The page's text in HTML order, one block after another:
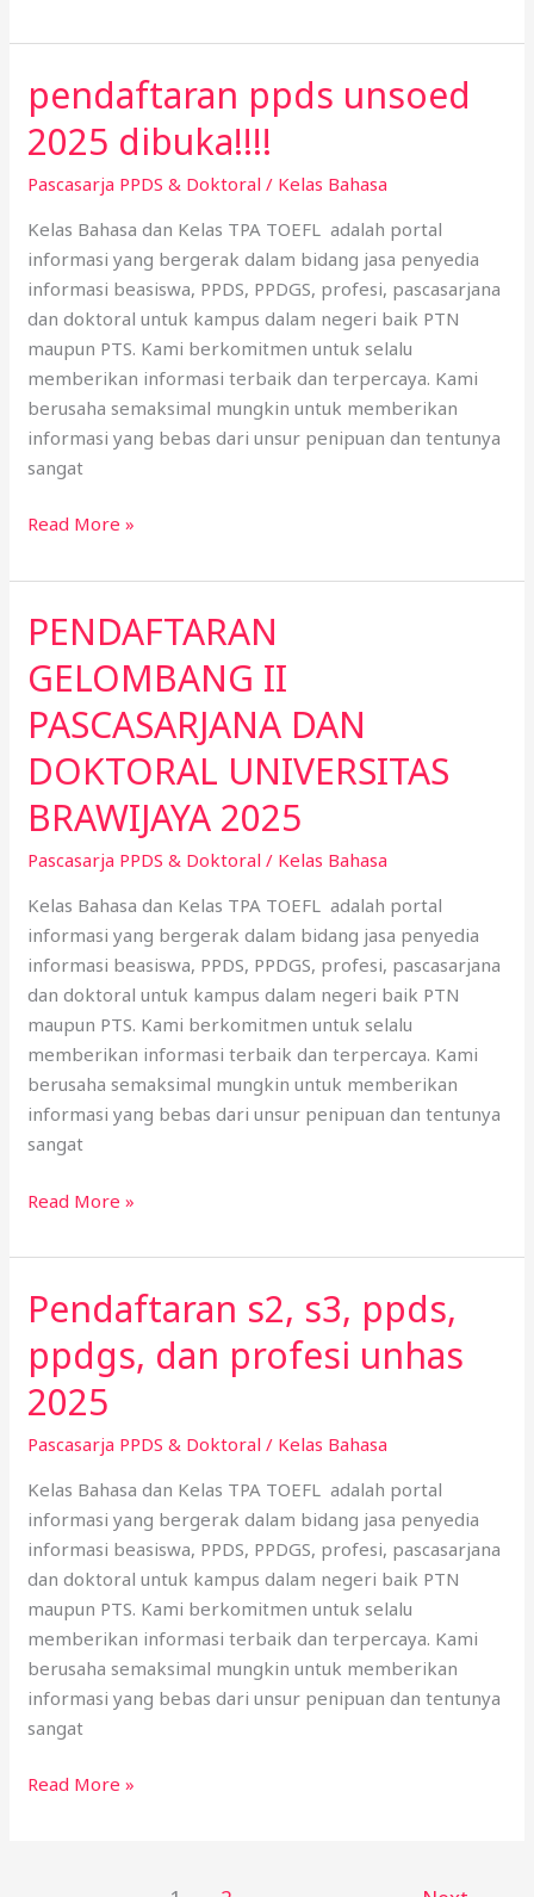
pendaftaran ppds unsoed
2025 dibuka!!!!
Pascasarja PPDS & Doktoral / Kelas Bahasa
Kelas Bahasa dan Kelas TPA TOEFL adalah portal
informasi yang bergerak dalam bidang jasa penyedia
informasi beasiswa, PPDS, PPDGS, profesi, pascasarjana
dan doktoral untuk kampus dalam negeri baik PTN
maupun PTS. Kami berkomitmen untuk selalu
memberikan informasi terbaik dan terpercaya. Kami
berusaha semaksimal mungkin untuk memberikan
informasi yang bebas dari unsur penipuan dan tentunya
sangat
pendaftaran
ppds
unsoed
2025
Read More »
PENDAFTARAN
GELOMBANG II
PASCASARJANA DAN
DOKTORAL UNIVERSITAS
BRAWIJAYA 2025
Pascasarja PPDS & Doktoral / Kelas Bahasa
Kelas Bahasa dan Kelas TPA TOEFL adalah portal
informasi yang bergerak dalam bidang jasa penyedia
informasi beasiswa, PPDS, PPDGS, profesi, pascasarjana
dan doktoral untuk kampus dalam negeri baik PTN
maupun PTS. Kami berkomitmen untuk selalu
memberikan informasi terbaik dan terpercaya. Kami
berusaha semaksimal mungkin untuk memberikan
informasi yang bebas dari unsur penipuan dan tentunya
sangat
PENDAFTARAN
GELOMBANG
II
PASCASARJANA
DAN
DOKTORAL
UNIVERSITAS
BRAWIJAYA
2025
Read More »
Pendaftaran s2, s3, ppds,
ppdgs, dan profesi unhas
2025
Pascasarja PPDS & Doktoral / Kelas Bahasa
Kelas Bahasa dan Kelas TPA TOEFL adalah portal
informasi yang bergerak dalam bidang jasa penyedia
informasi beasiswa, PPDS, PPDGS, profesi, pascasarjana
dan doktoral untuk kampus dalam negeri baik PTN
maupun PTS. Kami berkomitmen untuk selalu
memberikan informasi terbaik dan terpercaya. Kami
berusaha semaksimal mungkin untuk memberikan
informasi yang bebas dari unsur penipuan dan tentunya
sangat
Pendaftaran
s2,
s3,
ppds,
ppdgs,
dan
Read More »